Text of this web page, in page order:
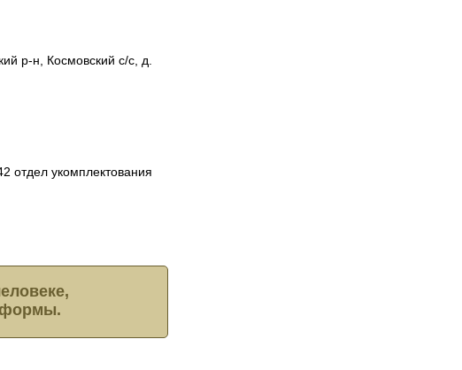
р-н, Космовский с/с, д.
отдел укомплектования
формы.